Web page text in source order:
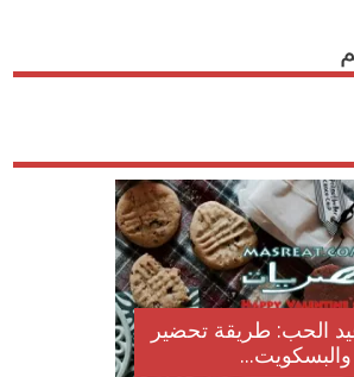
الحب: طريقة تحضير